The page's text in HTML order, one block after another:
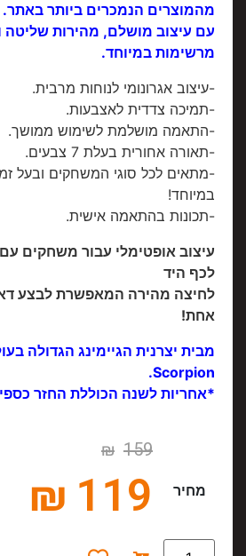
5
מהמוצרים הנמכרים ביותר באתר.
עם עיצוב מושלם, מהירות שליטה
מרשימות במיוחד.
-עיצוב אגרונומי לנוחות מרבית.
-תמיכה צדדית לאצבעות.
-התאמה מושלמת לשימוש ממושך.
-תאורה אחורית בעלת 7 צבעים.
-מתאים לכל סוגי המשחקים ובעל
במיוחד!
-תכונות בהתאמה אישית.
עיצוב אופטימלי עבור משחקים
לכף היד
לחיצה מהירה המאפשרת לבצע
אחת!
Scorpion.
*אחריות לשנה הכוללת החזר
מחיר
₪ 159
₪ 119